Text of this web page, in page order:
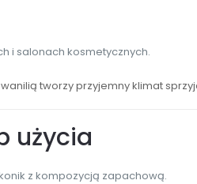
i salonach kosmetycznych.
tworzy przyjemny klimat
użycia
z kompozycją zapachową.